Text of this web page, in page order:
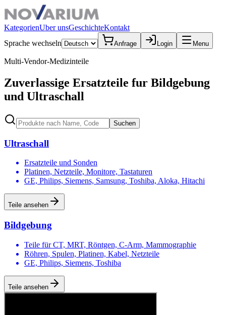
KategorienUber unsGeschichteKontakt
Sprache wechseln
Anfrage Login Menu
Multi-Vendor-Medizinteile
Zuverlassige Ersatzteile fur Bildgebung
und Ultraschall
Suchen
Ultraschall
Ersatzteile und Sonden
Platinen, Netzteile, Monitore, Tastaturen
GE, Philips, Siemens, Samsung, Toshiba, Aloka, Hitachi
Teile ansehen
Bildgebung
Teile für CT, MRT, Röntgen, C-Arm, Mammographie
Röhren, Spulen, Platinen, Kabel, Netzteile
GE, Philips, Siemens, Toshiba
Teile ansehen